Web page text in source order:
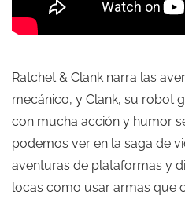
Ratchet & Clank narra las
mecánico, y Clank, su robot
con mucha acción y humor
podemos ver en la saga de
aventuras de plataformas y
locas como usar armas que